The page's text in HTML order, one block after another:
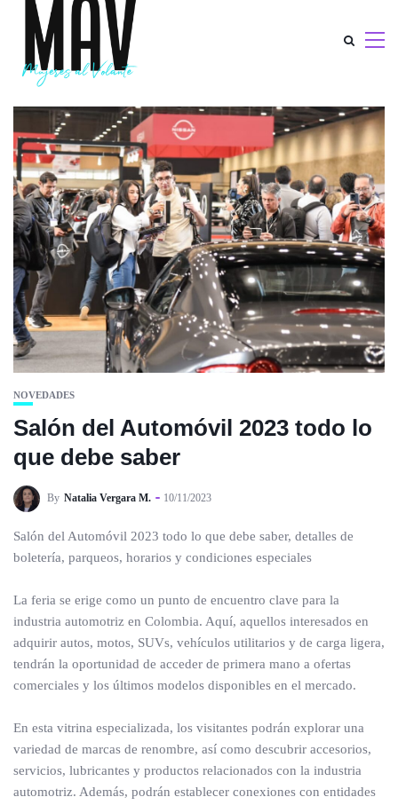
NOVEDADES
Salón del Automóvil 2023 todo lo
que debe saber
By Natalia Vergara M. 10/11/2023
Salón del Automóvil 2023 todo lo que debe saber, detalles de
boletería, parqueos, horarios y condiciones especiales
La feria se erige como un punto de encuentro clave para la
industria automotriz en Colombia. Aquí, aquellos interesados en
adquirir autos, motos, SUVs, vehículos utilitarios y de carga ligera,
tendrán la oportunidad de acceder de primera mano a ofertas
comerciales y los últimos modelos disponibles en el mercado.
En esta vitrina especializada, los visitantes podrán explorar una
variedad de marcas de renombre, así como descubrir accesorios,
servicios, lubricantes y productos relacionados con la industria
automotriz. Además, podrán establecer conexiones con entidades